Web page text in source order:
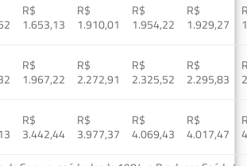
R$
1.653,13
R$
1.910,01
R$
1.954,22
R$
1.929,27
R$
1.967,22
R$
2.272,91
R$
2.325,52
R$
2.295,83
R$
3.442,44
R$
3.977,37
R$
4.069,43
R$
4.017,47